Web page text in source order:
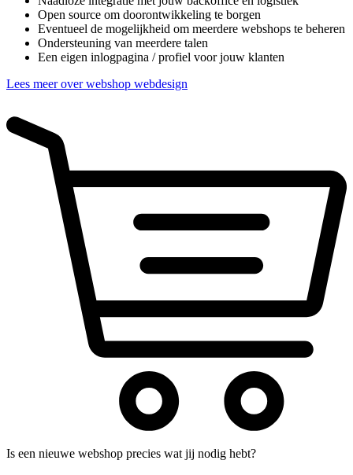
Open source om doorontwikkeling te borgen
Eventueel de mogelijkheid om meerdere webshops te beheren
Ondersteuning van meerdere talen
Een eigen inlogpagina / profiel voor jouw klanten
Lees meer over webshop webdesign
Is een nieuwe webshop precies wat jij nodig hebt?